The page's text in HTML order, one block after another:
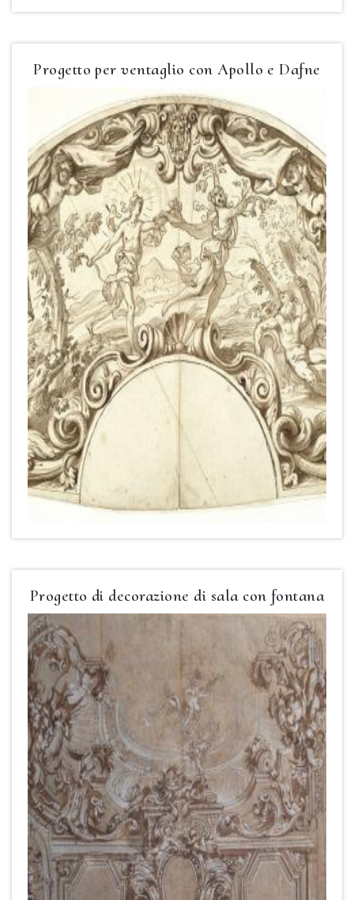
Progetto per ventaglio con Apollo e Dafne
Progetto di decorazione di sala con fontana